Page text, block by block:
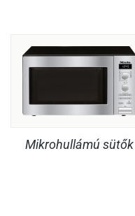
Mikrohullámú sütők